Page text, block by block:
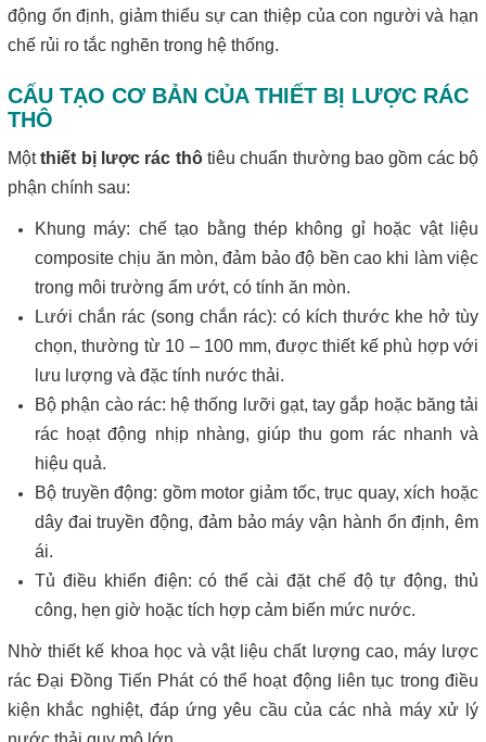
động ổn định, giảm thiểu sự can thiệp của con người và hạn
chế rủi ro tắc nghẽn trong hệ thống.
CẤU TẠO CƠ BẢN CỦA THIẾT BỊ LƯỢC RÁC
THÔ
Mộtthiết bị lược rác thôtiêu chuẩn thường bao gồm các bộ
phận chính sau:
Khung máy: chế tạo bằng thép không gỉ hoặc vật liệu
composite chịu ăn mòn, đảm bảo độ bền cao khi làm việc
trong môi trường ẩm ướt, có tính ăn mòn.
Lưới chắn rác (song chắn rác): có kích thước khe hở tùy
chọn, thường từ 10 – 100 mm, được thiết kế phù hợp với
lưu lượng và đặc tính nước thải.
Bộ phận cào rác: hệ thống lưỡi gạt, tay gắp hoặc băng tải
rác hoạt động nhịp nhàng, giúp thu gom rác nhanh và
hiệu quả.
Bộ truyền động: gồm motor giảm tốc, trục quay, xích hoặc
dây đai truyền động, đảm bảo máy vận hành ổn định, êm
ái.
Tủ điều khiển điện: có thể cài đặt chế độ tự động, thủ
công, hẹn giờ hoặc tích hợp cảm biến mức nước.
Nhờ thiết kế khoa học và vật liệu chất lượng cao, máy lược
rác Đại Đồng Tiến Phát có thể hoạt động liên tục trong điều
kiện khắc nghiệt, đáp ứng yêu cầu của các nhà máy xử lý